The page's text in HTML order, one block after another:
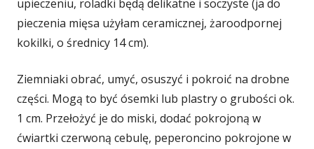
upieczeniu, roladki będą delikatne i soczyste (ja do
pieczenia mięsa użyłam ceramicznej, żaroodpornej
kokilki, o średnicy 14 cm).
Ziemniaki obrać, umyć, osuszyć i pokroić na drobne
części. Mogą to być ósemki lub plastry o grubości ok.
1 cm. Przełożyć je do miski, dodać pokrojoną w
ćwiartki czerwoną cebulę, peperoncino pokrojone w